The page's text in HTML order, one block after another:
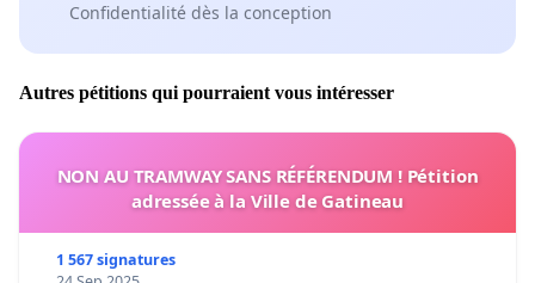
Confidentialité dès la conception
Autres pétitions qui pourraient vous intéresser
NON AU TRAMWAY SANS RÉFÉRENDUM ! Pétition
adressée à la Ville de Gatineau
1 567 signatures